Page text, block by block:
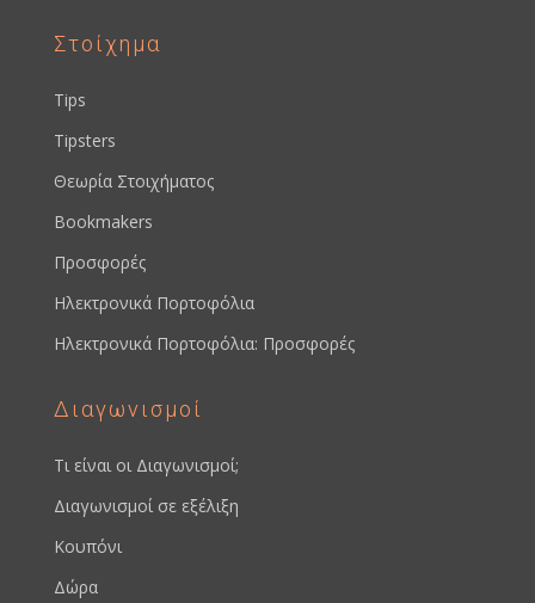
Στοίχημα
Tips
Tipsters
Θεωρία Στοιχήματος
Bookmakers
Προσφορές
Ηλεκτρονικά Πορτοφόλια
Ηλεκτρονικά Πορτοφόλια: Προσφορές
Διαγωνισμοί
Τι είναι οι Διαγωνισμοί;
Διαγωνισμοί σε εξέλιξη
Κουπόνι
Δώρα